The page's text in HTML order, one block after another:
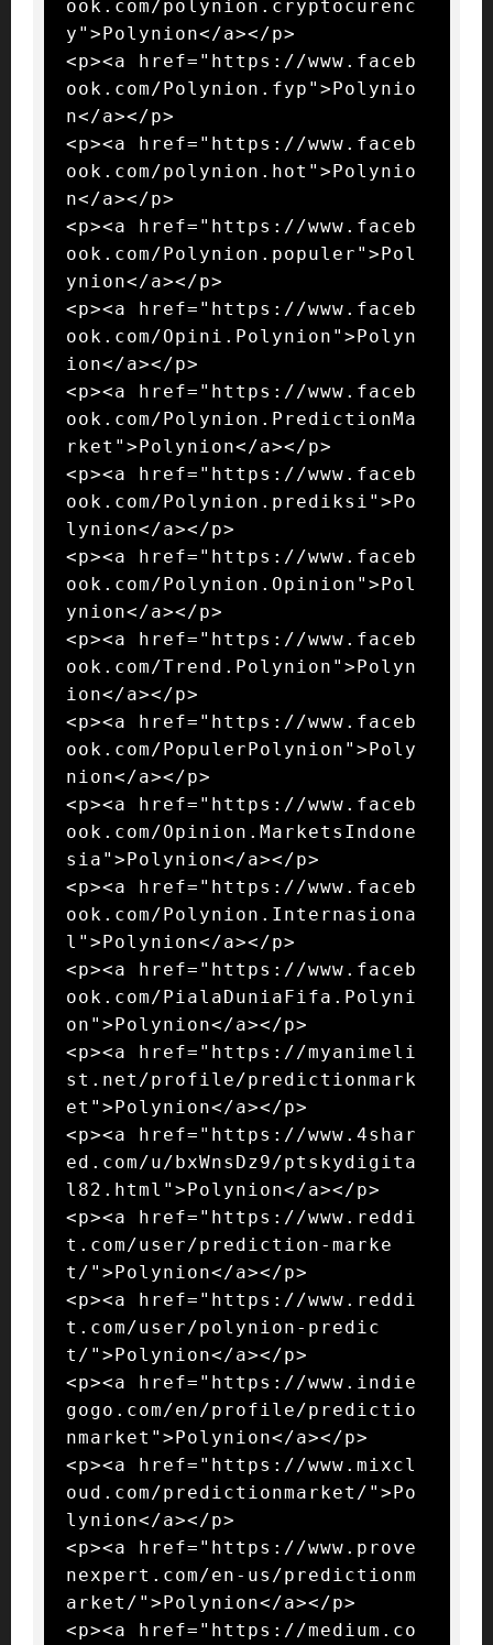
ook.com/polynion.cryptocurenc
y">Polynion</a></p>
<p><a href="https://www.faceb
ook.com/Polynion.fyp">Polynio
n</a></p>
<p><a href="https://www.faceb
ook.com/polynion.hot">Polynio
n</a></p>
<p><a href="https://www.faceb
ook.com/Polynion.populer">Pol
ynion</a></p>
<p><a href="https://www.faceb
ook.com/Opini.Polynion">Polyn
ion</a></p>
<p><a href="https://www.faceb
ook.com/Polynion.PredictionMa
rket">Polynion</a></p>
<p><a href="https://www.faceb
ook.com/Polynion.prediksi">Po
lynion</a></p>
<p><a href="https://www.faceb
ook.com/Polynion.Opinion">Pol
ynion</a></p>
<p><a href="https://www.faceb
ook.com/Trend.Polynion">Polyn
ion</a></p>
<p><a href="https://www.faceb
ook.com/PopulerPolynion">Poly
nion</a></p>
<p><a href="https://www.faceb
ook.com/Opinion.MarketsIndone
sia">Polynion</a></p>
<p><a href="https://www.faceb
ook.com/Polynion.Internasiona
l">Polynion</a></p>
<p><a href="https://www.faceb
ook.com/PialaDuniaFifa.Polyni
on">Polynion</a></p>
<p><a href="https://myanimeli
st.net/profile/predictionmark
et">Polynion</a></p>
<p><a href="https://www.4shar
ed.com/u/bxWnsDz9/ptskydigita
l82.html">Polynion</a></p>
<p><a href="https://www.reddi
t.com/user/prediction-marke
t/">Polynion</a></p>
<p><a href="https://www.reddi
t.com/user/polynion-predic
t/">Polynion</a></p>
<p><a href="https://www.indie
gogo.com/en/profile/predictio
nmarket">Polynion</a></p>
<p><a href="https://www.mixcl
oud.com/predictionmarket/">Po
lynion</a></p>
<p><a href="https://www.prove
nexpert.com/en-us/predictionm
arket/">Polynion</a></p>
<p><a href="https://medium.co